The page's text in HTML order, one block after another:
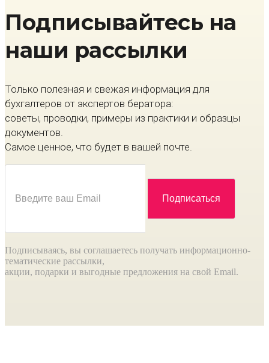
Подписывайтесь на
наши рассылки
Только полезная и свежая информация для
бухгалтеров от экспертов бератора:
советы, проводки, примеры из практики и образцы
документов.
Самое ценное, что будет в вашей почте.
Подписываясь, вы соглашаетесь получать информационно-
тематические рассылки,
акции, подарки и выгодные предложения на свой Email.